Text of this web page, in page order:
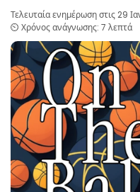
Τελευταία ενημέρωση στις 29
⏲️ Χρόνος ανάγνωσης: 7 λεπτά